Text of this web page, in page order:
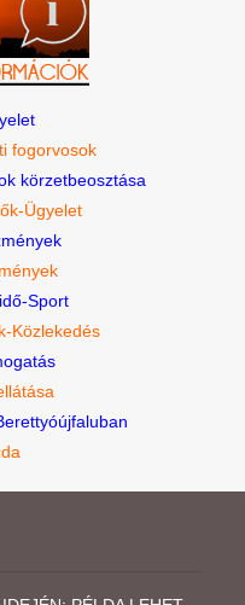
fogorvosok
körzetbeosztása
Ügyelet
Sport
Közlekedés